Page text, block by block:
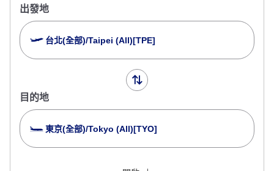
出發地
台北(全部)/Taipei (All)[TPE]
目的地
東京(全部)/Tokyo (All)[TYO]